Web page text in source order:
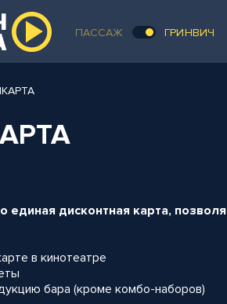
ПАССАЖ ГРИНВИЧ
единая дисконтная карта,
в кинотеатре
бара (кроме комбо-наборов)